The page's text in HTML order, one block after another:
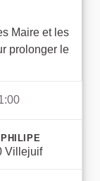
Maire et les
prolonger le
Villejuif